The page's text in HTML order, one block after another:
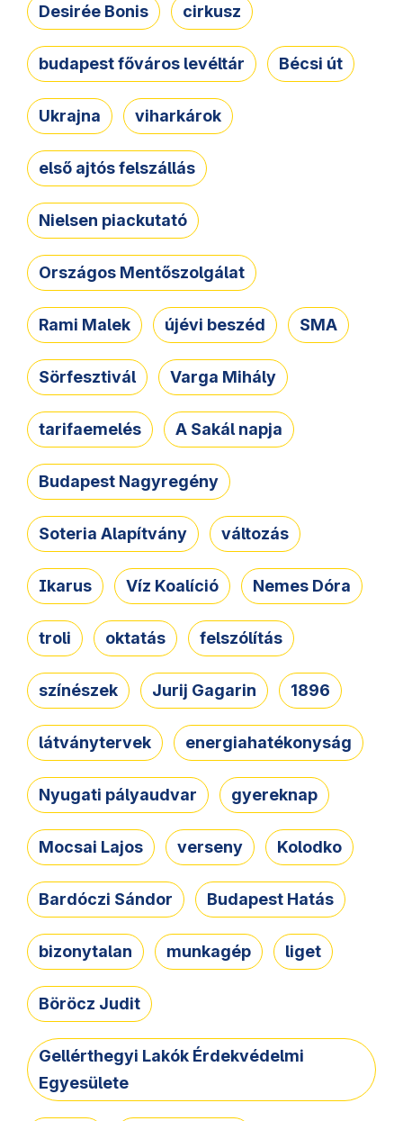
Desirée Bonis cirkusz
budapest főváros levéltár Bécsi út
Ukrajna viharkárok
első ajtós felszállás
Nielsen piackutató
Országos Mentőszolgálat
Rami Malek újévi beszéd SMA
Sörfesztivál Varga Mihály
tarifaemelés A Sakál napja
Budapest Nagyregény
Soteria Alapítvány változás
Ikarus Víz Koalíció Nemes Dóra
troli oktatás felszólítás
színészek Jurij Gagarin 1896
látványtervek energiahatékonyság
Nyugati pályaudvar gyereknap
Mocsai Lajos verseny Kolodko
Bardóczi Sándor Budapest Hatás
bizonytalan munkagép liget
Böröcz Judit
Gellérthegyi Lakók Érdekvédelmi
Egyesülete